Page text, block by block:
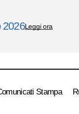
2026Leggi ora
Stampa